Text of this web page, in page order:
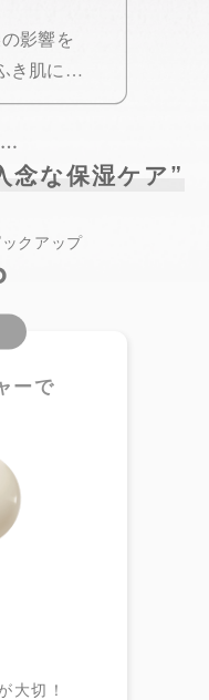
影響を
き肌に…
…
念な保湿ケア”
クアップ
ーで
大切！